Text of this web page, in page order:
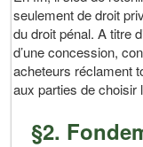
seulement de droit
du droit pénal. A titre
d’une concession,
acheteurs réclament
aux parties de choisir
§2.